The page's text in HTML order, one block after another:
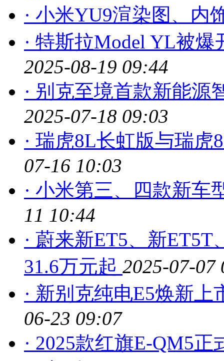
· 小米YU9渲染图、内
· 特斯拉Model YL被
2025-08-19 09:44
· 别克至境首款新能源
2025-07-18 09:03
· 瑞虎8L长虹版与瑞
07-16 10:03
· 小米第三、四款新
11 10:44
· 蔚来新ET5、新
31.6万元起 2025-07-07
· 新别克纯电E5焕新
06-23 09:07
· 2025款红旗E-QM5